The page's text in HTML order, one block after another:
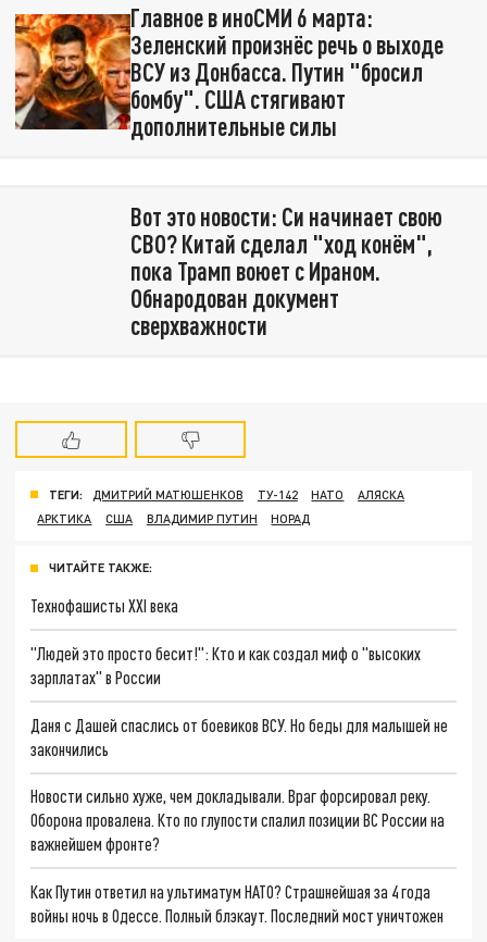
Главное в иноСМИ 6 марта:
Зеленский произнёс речь о выходе
ВСУ из Донбасса. Путин "бросил
бомбу". США стягивают
дополнительные силы
Вот это новости: Си начинает свою
СВО? Китай сделал "ход конём",
пока Трамп воюет с Ираном.
Обнародован документ
сверхважности
ТЕГИ: ДМИТРИЙ МАТЮШЕНКОВ ТУ-142 НАТО
АЛЯСКА
АРКТИКА
США ВЛАДИМИР ПУТИН НОРАД
ЧИТАЙТЕ ТАКЖЕ:
Технофашисты XXI века
"Людей это просто бесит!": Кто и как создал миф о "высоких
зарплатах" в России
Даня с Дашей спаслись от боевиков ВСУ. Но беды для малышей не
закончились
Новости сильно хуже, чем докладывали. Враг форсировал реку.
Оборона провалена. Кто по глупости спалил позиции ВС России на
важнейшем фронте?
Как Путин ответил на ультиматум НАТО? Страшнейшая за 4 года
войны ночь в Одессе. Полный блэкаут. Последний мост уничтожен